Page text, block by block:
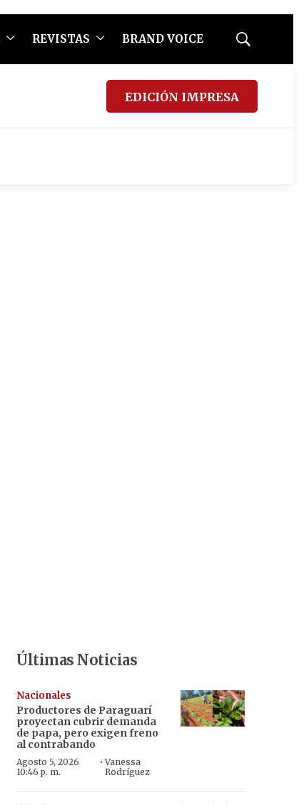
REVISTAS BRAND VOICE
Mostrar
EDICIÓN IMPRESA
Últimas Noticias
Nacionales
Productores de Paraguarí
proyectan cubrir demanda
de papa, pero exigen freno
al contrabando
Agosto 5, 2026
10:46 p. m.
·Vanessa
Rodríguez